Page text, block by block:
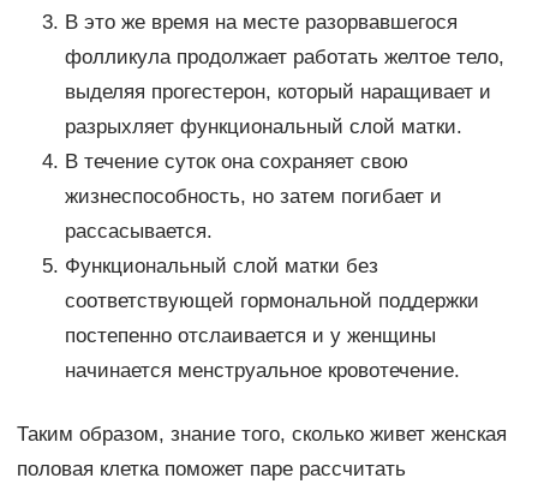
В это же время на месте разорвавшегося
фолликула продолжает работать желтое тело,
выделяя прогестерон, который наращивает и
разрыхляет функциональный слой матки.
В течение суток она сохраняет свою
жизнеспособность, но затем погибает и
рассасывается.
Функциональный слой матки без
соответствующей гормональной поддержки
постепенно отслаивается и у женщины
начинается менструальное кровотечение.
Таким образом, знание того, сколько живет женская
половая клетка поможет паре рассчитать